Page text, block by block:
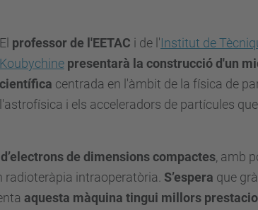
El professor de l'EETAC i de l'Institut de
Koubychine presentarà la construcció d'un
científica centrada en l'àmbit de la física de
l'astrofísica i els acceleradors de partícules
de dimensions compactes, amb
radioteràpia intraoperatòria. S’espera que
aquesta màquina tingui millors